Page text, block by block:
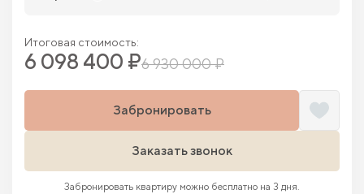
Итоговая стоимость:
6 098 400 ₽6 930 000 ₽
Забронировать
Заказать звонок
Забронировать квартиру можно бесплатно на 3 дня.